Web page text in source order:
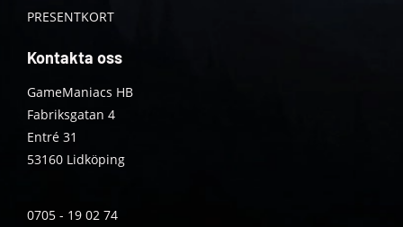
PRESENTKORT
Kontakta oss
GameManiacs HB
Fabriksgatan 4
Entré 31
53160 Lidköping
0705 - 19 02 74